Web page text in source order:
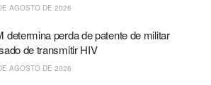
AGOSTO DE 2026
determina perda de patente de militar
de transmitir HIV
AGOSTO DE 2026